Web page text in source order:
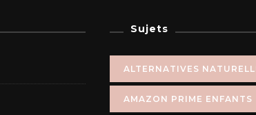
Sujets
ALTERNATIVES
AMAZON PRIME ENFANTS